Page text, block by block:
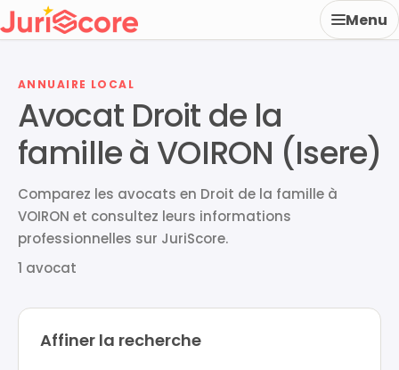
Menu
ANNUAIRE LOCAL
Avocat Droit de la
famille à VOIRON (Isere)
Comparez les avocats en Droit de la famille à
VOIRON et consultez leurs informations
professionnelles sur JuriScore.
1 avocat
Affiner la recherche